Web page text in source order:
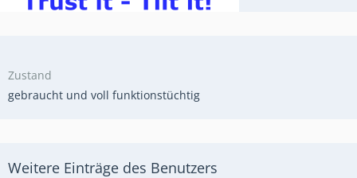
Zustand
gebraucht und voll funktionstüchtig
Weitere Einträge des Benutzers